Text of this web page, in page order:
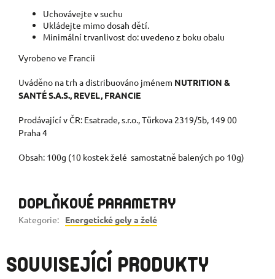
Uchovávejte v suchu
Ukládejte mimo dosah dětí.
Minimální trvanlivost do: uvedeno z boku obalu
Vyrobeno ve Francii
Uváděno na trh a distribuováno jménem NUTRITION &
SANTÉ S.A.S., REVEL, FRANCIE
Prodávající v ČR: Esatrade, s.r.o., Türkova 2319/5b, 149 00
Praha 4
Obsah: 100g (10 kostek želé samostatně balených po 10g)
DOPLŇKOVÉ PARAMETRY
Kategorie: Energetické gely a želé
SOUVISEJÍCÍ PRODUKTY